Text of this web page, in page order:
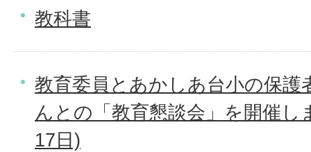
教科書
教育委員とあかしあ台小の保護
んとの「教育懇談会」を開催し
17日)